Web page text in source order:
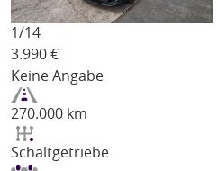
1/14
3.990 €
Keine Angabe
270.000 km
Schaltgetriebe